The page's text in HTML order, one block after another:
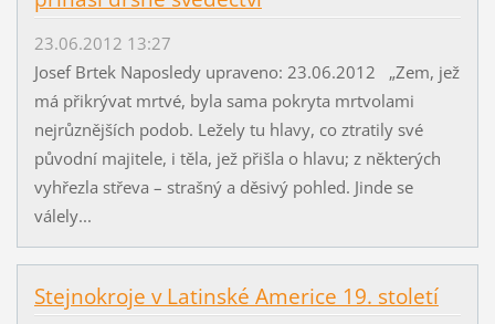
23.06.2012 13:27
Josef Brtek Naposledy upraveno: 23.06.2012 „Zem, jež
má přikrývat mrtvé, byla sama pokryta mrtvolami
nejrůznějších podob. Ležely tu hlavy, co ztratily své
původní majitele, i těla, jež přišla o hlavu; z některých
vyhřezla střeva – strašný a děsivý pohled. Jinde se
válely...
Stejnokroje v Latinské Americe 19. století